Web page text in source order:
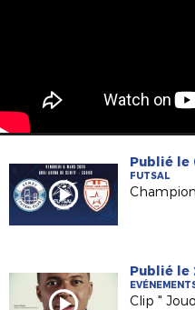
Publié le
FUTSAL
Publié le
Clip "